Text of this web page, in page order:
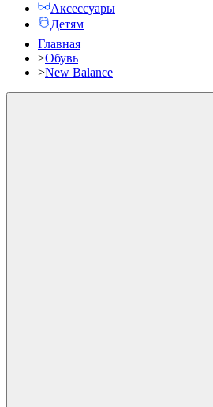
Аксессуары
Детям
Главная
>Обувь
>New Balance